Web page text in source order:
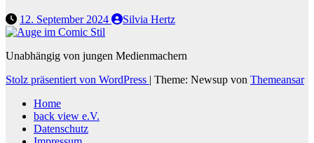
12. September 2024 Silvia Hertz
Unabhängig von jungen Medienmachern
Stolz präsentiert von WordPress | Theme: Newsup von Themeansar
Home
back view e.V.
Datenschutz